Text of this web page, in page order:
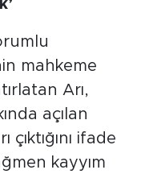
mahkeme
Arı,
açılan
ifade
kayyım